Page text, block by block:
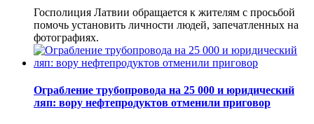
Госполиция Латвии обращается к жителям с просьбой
помочь установить личности людей, запечатленных на
фотографиях.
Ограбление трубопровода на 25 000 и юридический
ляп: вору нефтепродуктов отменили приговор